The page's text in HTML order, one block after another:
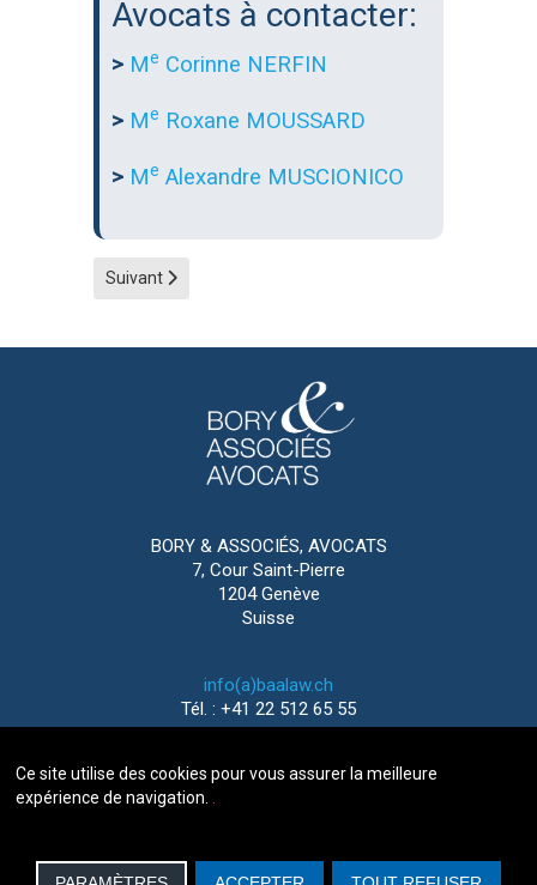
Avocats à contacter:
> Me Corinne NERFIN
> Me Roxane MOUSSARD
> Me Alexandre MUSCIONICO
Article suivant : Droit de la protection de l'adulte et de
Suivant
BORY & ASSOCIÉS, AVOCATS
7, Cour Saint-Pierre
1204 Genève
Suisse
info(a)baalaw.ch
Tél. : +41 22 512 65 55
2016-2026 © BORY & ASSOCIÉS, AVOCATS GENÈVE
SOLUTIONS
Ce site utilise des cookies pour vous assurer la meilleure
expérience de navigation.